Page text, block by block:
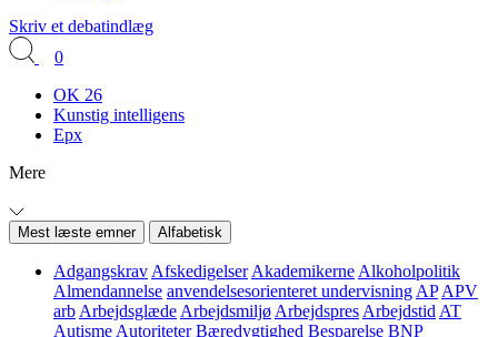
Skriv et debatindlæg
0
OK 26
Kunstig intelligens
Epx
Mere
Mest læste emner Alfabetisk
Adgangskrav Afskedigelser Akademikerne Alkoholpolitik
Almendannelse anvendelsesorienteret undervisning AP APV
arb Arbejdsglæde Arbejdsmiljø Arbejdspres Arbejdstid AT
Autisme Autoriteter Bæredygtighed Besparelse BNP